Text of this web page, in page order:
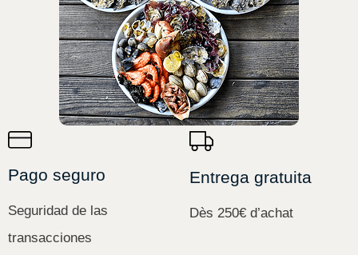
Pago seguro
Seguridad de las
transacciones
Entrega gratuita
Dès 250€ d’achat